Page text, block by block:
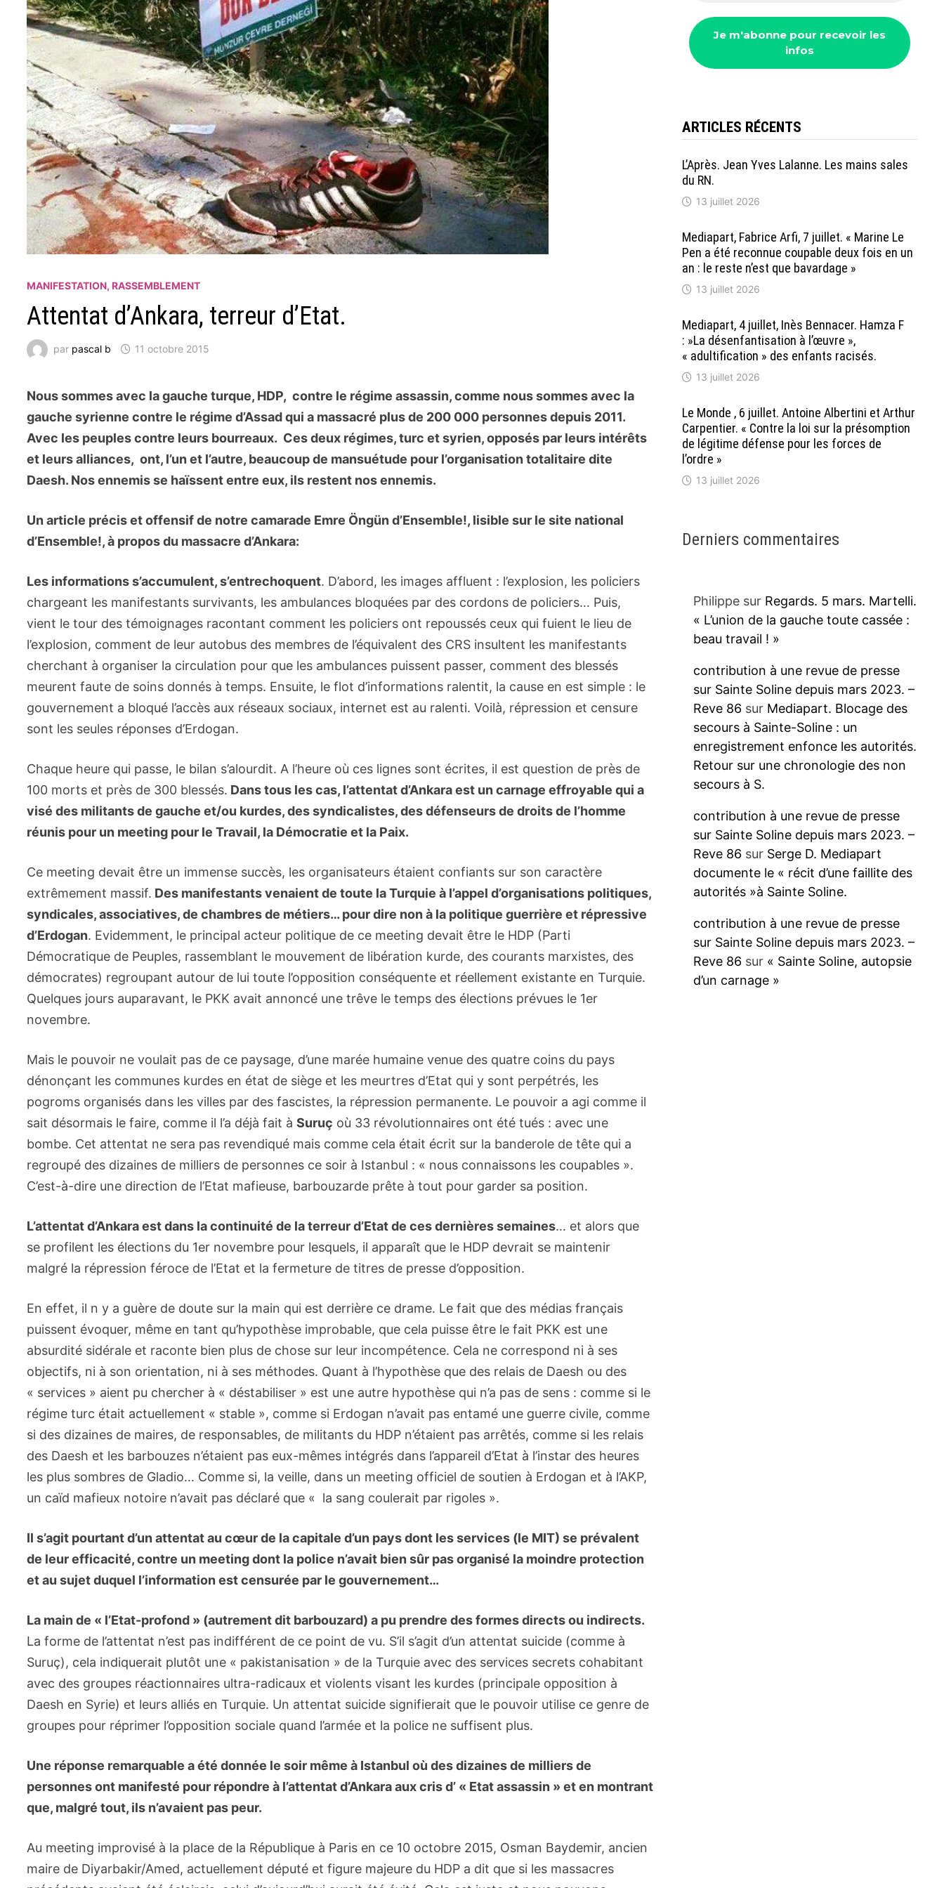
MANIFESTATION, RASSEMBLEMENT
Attentat d’Ankara, terreur d’Etat.
par pascal b 11 octobre 2015
Nous sommes avec la gauche turque, HDP, contre le régime assassin, comme nous sommes avec la
gauche syrienne contre le régime d’Assad qui a massacré plus de 200 000 personnes depuis 2011.
Avec les peuples contre leurs bourreaux. Ces deux régimes, turc et syrien, opposés par leurs intérêts
et leurs alliances, ont, l’un et l’autre, beaucoup de mansuétude pour l’organisation totalitaire dite
Daesh. Nos ennemis se haïssent entre eux, ils restent nos ennemis.
Un article précis et offensif de notre camarade Emre Öngün d’Ensemble!, lisible sur le site national
d’Ensemble!, à propos du massacre d’Ankara:
Les informations s’accumulent, s’entrechoquent. D’abord, les images affluent : l’explosion, les policiers
chargeant les manifestants survivants, les ambulances bloquées par des cordons de policiers… Puis,
vient le tour des témoignages racontant comment les policiers ont repoussés ceux qui fuient le lieu de
l’explosion, comment de leur autobus des membres de l’équivalent des CRS insultent les manifestants
cherchant à organiser la circulation pour que les ambulances puissent passer, comment des blessés
meurent faute de soins donnés à temps. Ensuite, le flot d’informations ralentit, la cause en est simple : le
gouvernement a bloqué l’accès aux réseaux sociaux, internet est au ralenti. Voilà, répression et censure
sont les seules réponses d’Erdogan.
Chaque heure qui passe, le bilan s’alourdit. A l’heure où ces lignes sont écrites, il est question de près de
100 morts et près de 300 blessés. Dans tous les cas, l’attentat d’Ankara est un carnage effroyable qui a
visé des militants de gauche et/ou kurdes, des syndicalistes, des défenseurs de droits de l’homme
réunis pour un meeting pour le Travail, la Démocratie et la Paix.
Ce meeting devait être un immense succès, les organisateurs étaient confiants sur son caractère
extrêmement massif. Des manifestants venaient de toute la Turquie à l’appel d’organisations politiques,
syndicales, associatives, de chambres de métiers… pour dire non à la politique guerrière et répressive
d’Erdogan. Evidemment, le principal acteur politique de ce meeting devait être le HDP (Parti
Démocratique de Peuples, rassemblant le mouvement de libération kurde, des courants marxistes, des
démocrates) regroupant autour de lui toute l’opposition conséquente et réellement existante en Turquie.
Quelques jours auparavant, le PKK avait annoncé une trêve le temps des élections prévues le 1er
novembre.
Mais le pouvoir ne voulait pas de ce paysage, d’une marée humaine venue des quatre coins du pays
dénonçant les communes kurdes en état de siège et les meurtres d’Etat qui y sont perpétrés, les
pogroms organisés dans les villes par des fascistes, la répression permanente. Le pouvoir a agi comme il
sait désormais le faire, comme il l’a déjà fait àSuruç où 33 révolutionnaires ont été tués : avec une
bombe. Cet attentat ne sera pas revendiqué mais comme cela était écrit sur la banderole de tête qui a
regroupé des dizaines de milliers de personnes ce soir à Istanbul : « nous connaissons les coupables ».
C’est-à-dire une direction de l’Etat mafieuse, barbouzarde prête à tout pour garder sa position.
L’attentat d’Ankara est dans la continuité de la terreur d’Etat de ces dernières semaines… et alors que
se profilent les élections du 1er novembre pour lesquels, il apparaît que le HDP devrait se maintenir
malgré la répression féroce de l’Etat et la fermeture de titres de presse d’opposition.
En effet, il n y a guère de doute sur la main qui est derrière ce drame. Le fait que des médias français
puissent évoquer, même en tant qu’hypothèse improbable, que cela puisse être le fait PKK est une
absurdité sidérale et raconte bien plus de chose sur leur incompétence. Cela ne correspond ni à ses
objectifs, ni à son orientation, ni à ses méthodes. Quant à l’hypothèse que des relais de Daesh ou des
« services » aient pu chercher à « déstabiliser » est une autre hypothèse qui n’a pas de sens : comme si le
régime turc était actuellement « stable », comme si Erdogan n’avait pas entamé une guerre civile, comme
si des dizaines de maires, de responsables, de militants du HDP n’étaient pas arrêtés, comme si les relais
des Daesh et les barbouzes n’étaient pas eux-mêmes intégrés dans l’appareil d’Etat à l’instar des heures
les plus sombres de Gladio… Comme si, la veille, dans un meeting officiel de soutien à Erdogan et à l’AKP,
un caïd mafieux notoire n’avait pas déclaré que « la sang coulerait par rigoles ».
Il s’agit pourtant d’un attentat au cœur de la capitale d’un pays dont les services (le MIT) se prévalent
de leur efficacité, contre un meeting dont la police n’avait bien sûr pas organisé la moindre protection
et au sujet duquel l’information est censurée par le gouvernement…
La main de « l’Etat-profond » (autrement dit barbouzard) a pu prendre des formes directs ou indirects.
La forme de l’attentat n’est pas indifférent de ce point de vu. S’il s’agit d’un attentat suicide (comme à
Suruç), cela indiquerait plutôt une « pakistanisation » de la Turquie avec des services secrets cohabitant
avec des groupes réactionnaires ultra-radicaux et violents visant les kurdes (principale opposition à
Daesh en Syrie) et leurs alliés en Turquie. Un attentat suicide signifierait que le pouvoir utilise ce genre de
groupes pour réprimer l’opposition sociale quand l’armée et la police ne suffisent plus.
Une réponse remarquable a été donnée le soir même à Istanbul où des dizaines de milliers de
personnes ont manifesté pour répondre à l’attentat d’Ankara aux cris d’ « Etat assassin » et en montrant
que, malgré tout, ils n’avaient pas peur.
Au meeting improvisé à la place de la République à Paris en ce 10 octobre 2015, Osman Baydemir, ancien
maire de Diyarbakir/Amed, actuellement député et figure majeure du HDP a dit que si les massacres
ARTICLES RÉCENTS
L’Après. Jean Yves Lalanne. Les mains sales
du RN.
13 juillet 2026
Mediapart, Fabrice Arfi, 7 juillet. « Marine Le
Pen a été reconnue coupable deux fois en un
an : le reste n’est que bavardage »
13 juillet 2026
Mediapart, 4 juillet, Inès Bennacer. Hamza F
: »La désenfantisation à l’œuvre »,
« adultification » des enfants racisés.
13 juillet 2026
Le Monde , 6 juillet. Antoine Albertini et Arthur
Carpentier. « Contre la loi sur la présomption
de légitime défense pour les forces de
l’ordre »
13 juillet 2026
Derniers commentaires
Philippesur Regards. 5 mars. Martelli.
« L’union de la gauche toute cassée :
beau travail ! »
contribution à une revue de presse
sur Sainte Soline depuis mars 2023. –
Reve 86 sur Mediapart. Blocage des
secours à Sainte-Soline : un
enregistrement enfonce les autorités.
Retour sur une chronologie des non
secours à S.
contribution à une revue de presse
sur Sainte Soline depuis mars 2023. –
Reve 86 sur Serge D. Mediapart
documente le « récit d’une faillite des
autorités »à Sainte Soline.
contribution à une revue de presse
sur Sainte Soline depuis mars 2023. –
Reve 86 sur « Sainte Soline, autopsie
d’un carnage »